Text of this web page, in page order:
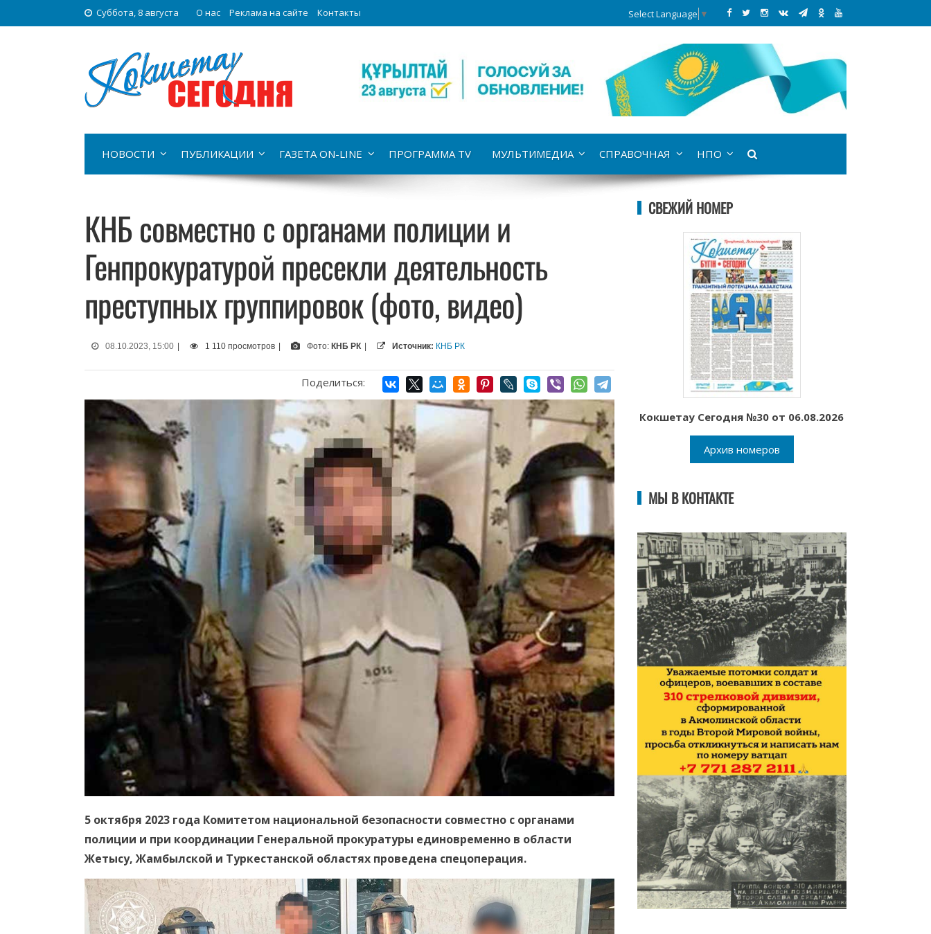
Суббота, 8 августа О нас Реклама на сайте Контакты Select Language ▼
НОВОСТИ ПУБЛИКАЦИИ ГАЗЕТА ON-LINE ПРОГРАММА TV МУЛЬТИМЕДИА СПРАВОЧНАЯ НПО
КНБ совместно с органами полиции и
Генпрокуратурой пресекли деятельность
преступных группировок (фото, видео)
08.10.2023, 15:00 | 1 110 просмотров | Фото: КНБ РК | Источник: КНБ РК
Поделиться:
5 октября 2023 года Комитетом национальной безопасности совместно с органами
полиции и при координации Генеральной прокуратуры единовременно в области
Жетысу, Жамбылской и Туркестанской областях проведена спецоперация.
СВЕЖИЙ НОМЕР
Кокшетау Сегодня №30 от 06.08.2026
Архив номеров
МЫ В КОНТАКТЕ